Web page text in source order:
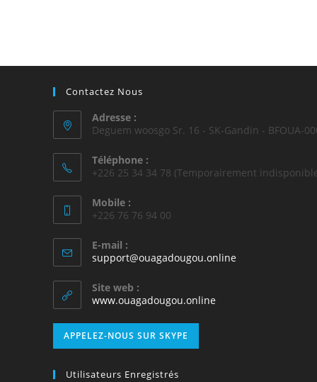
Contactez Nous
Adresse :
Deguem woosgo Sr. 16 - SK-Gandin - BFOUA-
Téléphone :
+226 25 34 34 78 (Temporairement
Mobile :
+226 76 76 94 00
E-mail :
support@ouagadougou.online
Site web :
www.ouagadougou.online
APPELEZ-NOUS SUR SKYPE
Utilisateurs Enregistrés